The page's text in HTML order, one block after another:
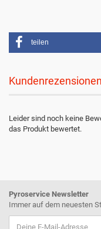
teilen
Kundenrezensionen
Leider sind noch keine
das Produkt bewertet.
Pyroservice Newsletter
Immer auf dem neuesten